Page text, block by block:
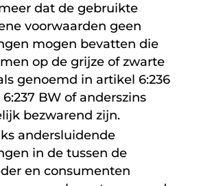
dat de gebruikte
voorwaarden geen
mogen bevatten die
op de grijze of zwarte
genoemd in artikel 6:236
BW of anderszins
bezwarend zijn.
andersluidende
in de tussen de
en consumenten